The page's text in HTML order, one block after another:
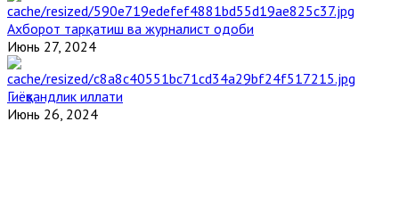
Ахборот тарқатиш ва журналист одоби
Июнь 27, 2024
Гиёҳвандлик иллати
Июнь 26, 2024